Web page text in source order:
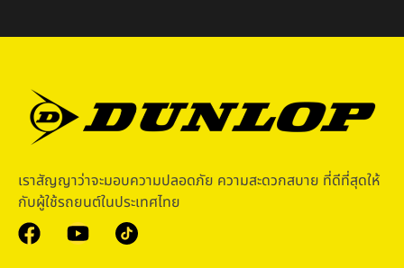
เราสัญญาว่าจะมอบความปลอดภัย ความสะดวกสบาย ที่ดีที่สุดให้
กับผู้ใช้รถยนต์ในประเทศไทย